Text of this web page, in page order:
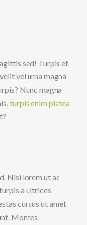
sed! Turpis et
vel urna magna
Nunc magna
turpis enim platea
Nisi lorem ut ac
a ultrices
cursus ut amet
Montes